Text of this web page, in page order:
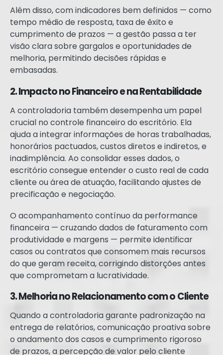
Além disso, com indicadores bem definidos — como
tempo médio de resposta, taxa de êxito e
cumprimento de prazos — a gestão passa a ter
visão clara sobre gargalos e oportunidades de
melhoria, permitindo decisões rápidas e
embasadas.
2. Impacto no Financeiro e na Rentabilidade
A controladoria também desempenha um papel
crucial no controle financeiro do escritório. Ela
ajuda a integrar informações de horas trabalhadas,
honorários pactuados, custos diretos e indiretos, e
inadimplência. Ao consolidar esses dados, o
escritório consegue entender o custo real de cada
cliente ou área de atuação, facilitando ajustes de
precificação e negociação.
O acompanhamento contínuo da performance
financeira — cruzando dados de faturamento com
produtividade e margens — permite identificar
casos ou contratos que consomem mais recursos
do que geram receita, corrigindo distorções antes
que comprometam a lucratividade.
3. Melhoria no Relacionamento com o Cliente
Quando a controladoria garante padronização na
entrega de relatórios, comunicação proativa sobre
o andamento dos casos e cumprimento rigoroso
de prazos, a percepção de valor pelo cliente